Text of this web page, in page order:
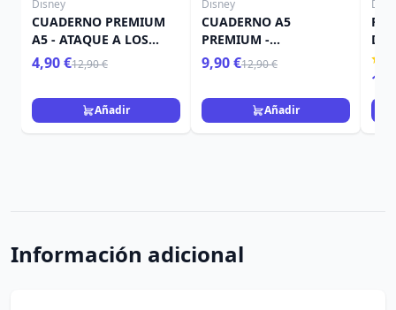
Disney
CUADERNO PREMIUM
A5 - ATAQUE A LOS
TITANES
4,90 €12,90 €
Añadir
Disney
CUADERNO A5
PREMIUM -
BEETLEJUICE
9,90 €12,90 €
Añadir
DE
Información adicional